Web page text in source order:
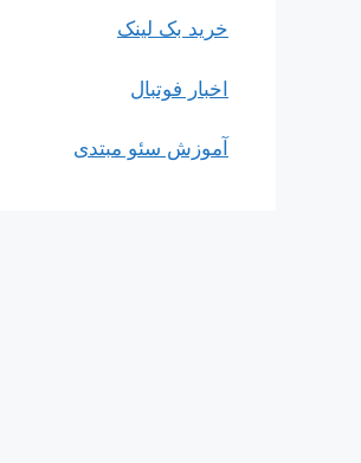
خرید بک لینک
اخبار فوتبال
آموزش سئو مبتدی